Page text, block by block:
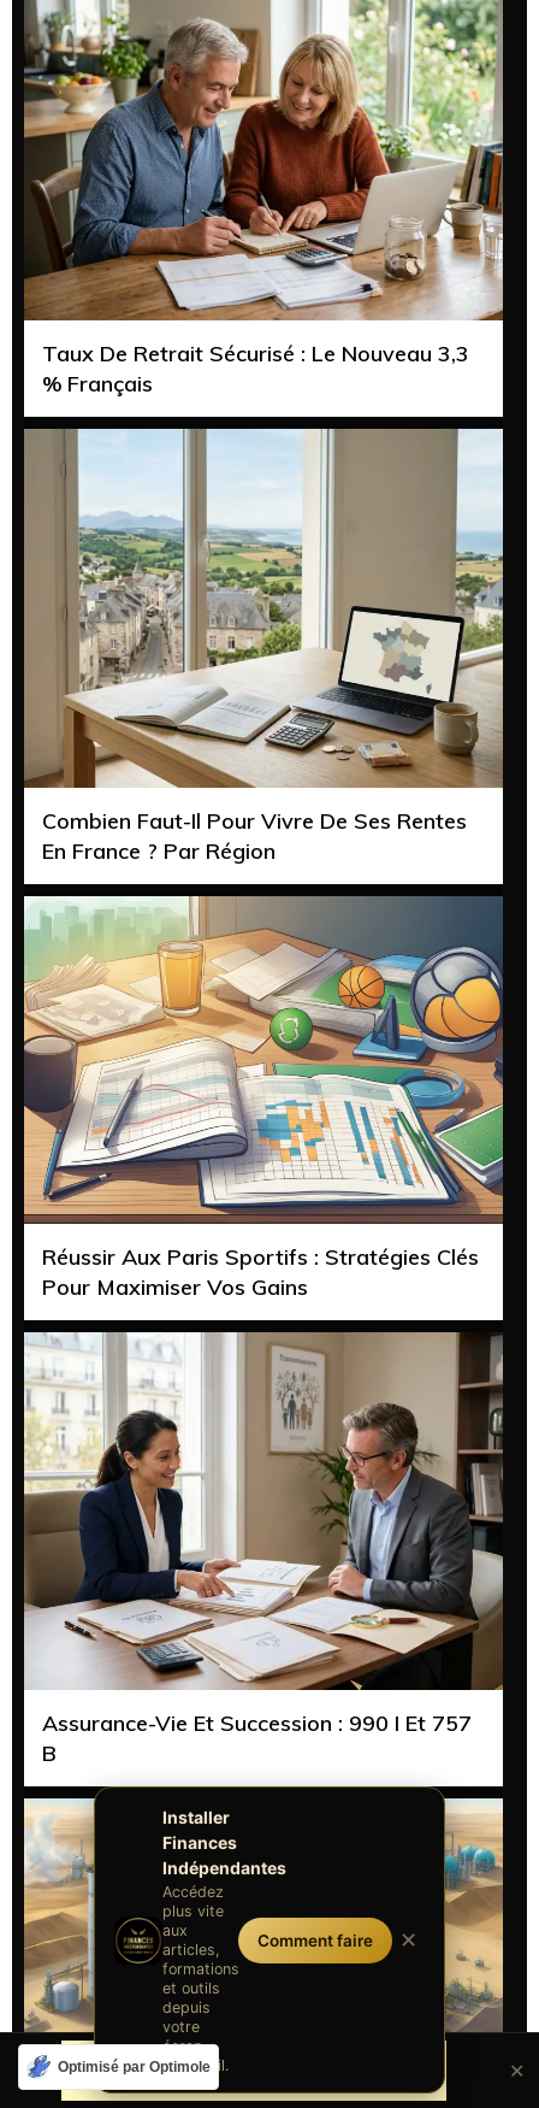
Taux De Retrait Sécurisé : Le Nouveau 3,3
% Français
Combien Faut-Il Pour Vivre De Ses Rentes
En France ? Par Région
Réussir Aux Paris Sportifs : Stratégies Clés
Pour Maximiser Vos Gains
Assurance-Vie Et Succession : 990 I Et 757
B
Optimisé par Optimole ✕
Installer
Finances
Indépendantes
Accédez
plus vite
aux
articles,
formations
et outils
depuis
votre
écran
d'accueil.
Comment faire ✕